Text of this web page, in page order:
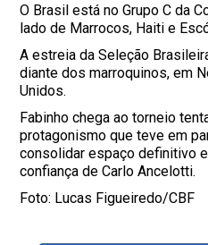
O Brasil está no Grupo C da
lado de Marrocos, Haiti e
A estreia da Seleção
diante dos marroquinos, em
Unidos.
Fabinho chega ao torneio
protagonismo que teve em
consolidar espaço definitivo
confiança de Carlo Ancelotti.
Foto: Lucas Figueiredo/CBF